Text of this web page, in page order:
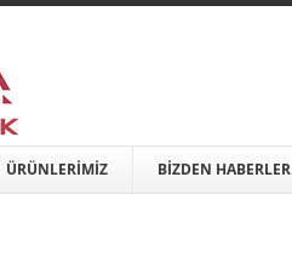
ÜRÜNLERİMİZ BİZDEN HABERLER